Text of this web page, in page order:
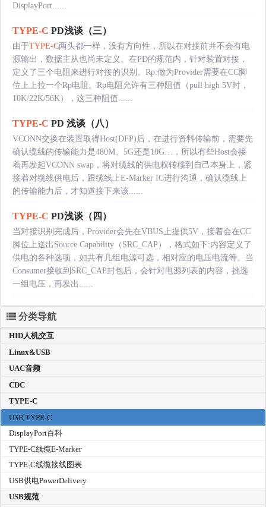
DisplayPort......
TYPE-C PD浅谈（三）
由于TYPE-C两头都一样，没有方向性，所以在对接前并不会有电
源输出，数据主从也尚未定义。在PD的规范内，针对装置对接，
定义了三个电阻来进行对接的识别。Rp:做为Provider需要在CC脚
位上上拉一个Rp电阻。Rp电阻允许有三种阻值（pull high 5V时，
10K/22K/56K），这三种阻值......
TYPE-C PD 浅谈（八）
VCONN交换在装置取得Host(DFP)后，在进行资料传输前，需要先
确认缆线的传输能力是480M、5G还是10G…，所以有些Host会接
着再发起VCONN swap，将对缆线的供电权转移到自己本身上，紧
接着对缆线供电后，跟缆线上E-Marker IC进行沟通，确认缆线上
的传输能力后，才知道接下来该......
TYPE-C PD浅谈（四）
当对接识别完成后，Provider会先在VBUS上提供5V，接着会在CC
脚位上送出Source Capability（SRC_CAP），格式如下:内容定义了
供电的各种选项，如共有几组电源可选，相对应的电压电流等。当
Consumer接收到SRC_CAP封包后，会针对电源列表的内容，挑选
一组电压，再发出......
分类导航
HID人机交互
Linux&USB
UAC音频
CDC
TYPE-C
USB TYPE-C
DisplayPort百科
TYPE-C线缆E-Marker
TYPE-C线缆接线图表
USB供电PowerDelivery
USB规范